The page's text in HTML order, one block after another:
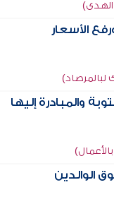
الأسعار
والمبادرة إليها
الوالدين